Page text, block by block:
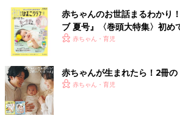
赤ちゃんのお世話まるわかり
ブ 夏号』〈巻頭大特集〉初め
く！ おっぱい・ミルクの基本
赤ちゃん・育児
赤ちゃんが生まれたら！2冊の
赤ちゃん・育児